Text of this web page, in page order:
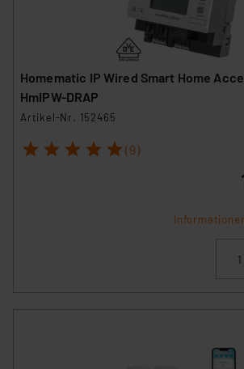
Homematic IP Wired Smart Home
HmIPW-DRAP
Artikel-Nr. 152465
1 2 3 4 5 (9)